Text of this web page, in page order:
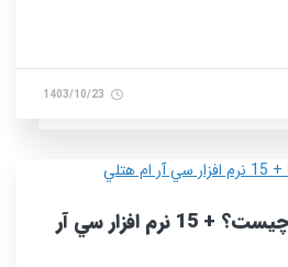
نرم افزار CRM هتل چيست؟ + 15 نرم افزار سي آر